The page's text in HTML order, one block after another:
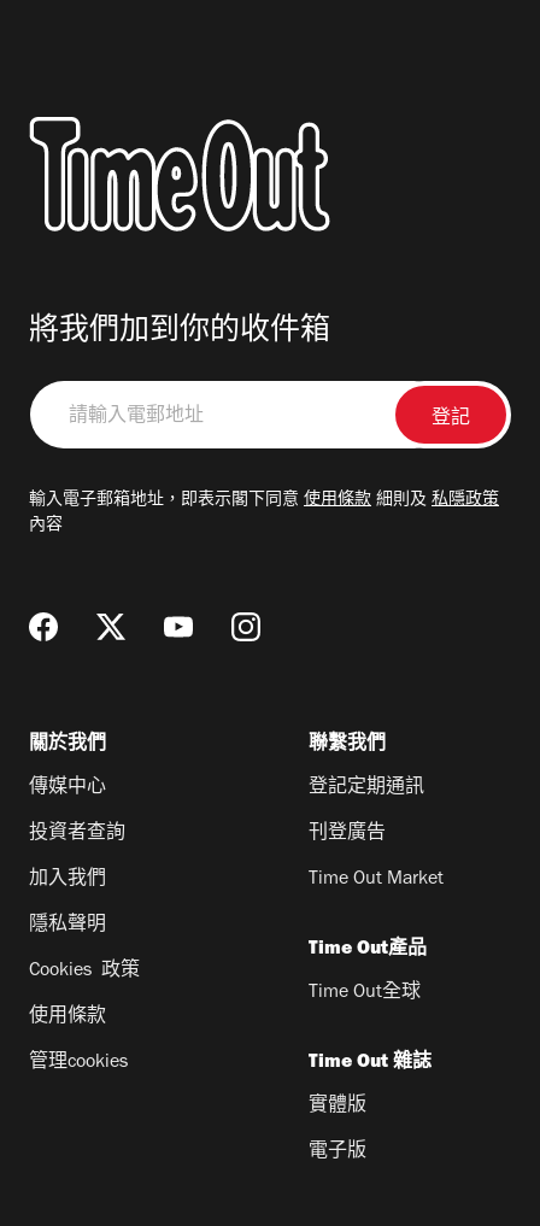
將我們加到你的收件箱
請
輸
郵
輸入電子郵箱地址，即表示閣下同意 使用條款 細則及 私隱政策
內容
關於我們
傳媒中心
投資者查詢
加入我們
隱私聲明
Cookies 政策
使用條款
管理cookies
聯繫我們
登記定期通訊
刊登廣告
Time Out Market
Time Out產品
Time Out全球
Time Out 雜誌
實體版
電子版